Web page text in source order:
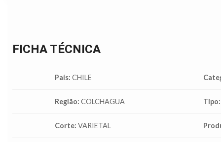
FICHA TÉCNICA
País: CHILE
Região: COLCHAGUA Tipo:
Corte: VARIETAL